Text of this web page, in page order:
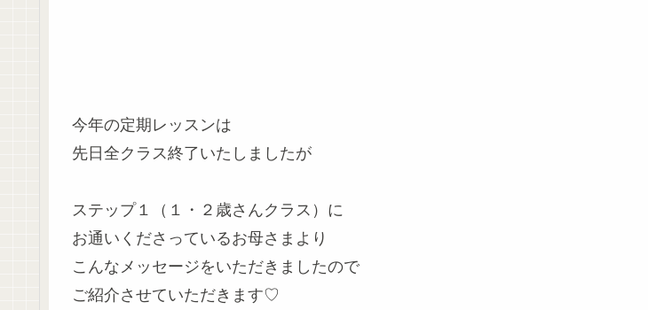
今年の定期レッスンは
先日全クラス終了いたしましたが
ステップ１（１・２歳さんクラス）に
お通いくださっているお母さまより
こんなメッセージをいただきましたので
ご紹介させていただきます♡